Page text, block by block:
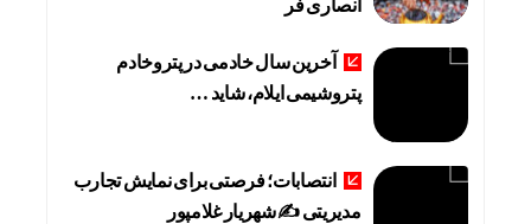
انصاری فر
آخرین سال خادمی در پتروخادم
پتروشیمی ایلام، شاید …
انتصابات؛ فرصتی برای نمایش تجارب
مدیریتی ✍ شهریار غلامپور